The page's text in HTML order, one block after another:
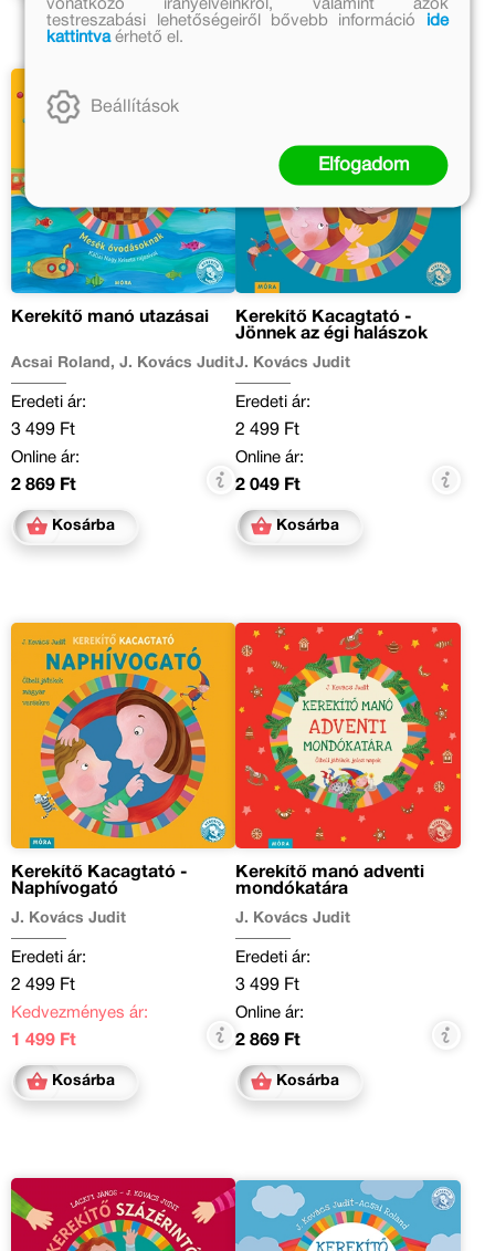
Kerekítő manó utazásai
Acsai Roland, J. Kovács Judit
Eredeti ár:
3 499 Ft
Online ár:
2 869 Ft
Kosárba
Kerekítő Kacagtató -
Jönnek az égi halászok
J. Kovács Judit
Eredeti ár:
2 499 Ft
Online ár:
2 049 Ft
Kosárba
Kerekítő Kacagtató -
Naphívogató
J. Kovács Judit
Eredeti ár:
2 499 Ft
Kedvezményes ár:
1 499 Ft
Kosárba
Kerekítő manó adventi
mondókatára
J. Kovács Judit
Eredeti ár:
3 499 Ft
Online ár:
2 869 Ft
Kosárba
vonatkozó irányelveinkről, valamint azok
testreszabási lehetőségeiről bővebb információ
ide
kattintvaérhető el.
Beállítások
Elfogadom